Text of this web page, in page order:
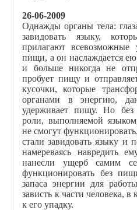
26-06-2009
Однажды органы тела:
завидовать языку,
прилагают всевозможные
пищи, а он наслаждается
и больше никогда не
пробует пищу и
кусочки, которые
органами в энергию,
удерживает пищу. Но
роли, выполняемой
не смогут
стали завидовать языку и
намереваясь навредить
нанесли ущерб самим
функционировать без
запаса энергии для
зависть к части человека,
к его упадку.